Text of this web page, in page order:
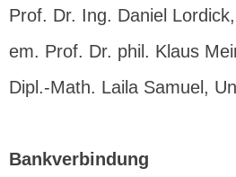
Prof. Dr. Ing. Daniel
em. Prof. Dr. phil. Klaus
Dipl.-Math. Laila Samuel,
Bankverbindung